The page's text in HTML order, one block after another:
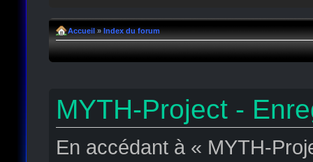
Accueil » Index du forum
MYTH-Project -
En accédant à « MYTH-